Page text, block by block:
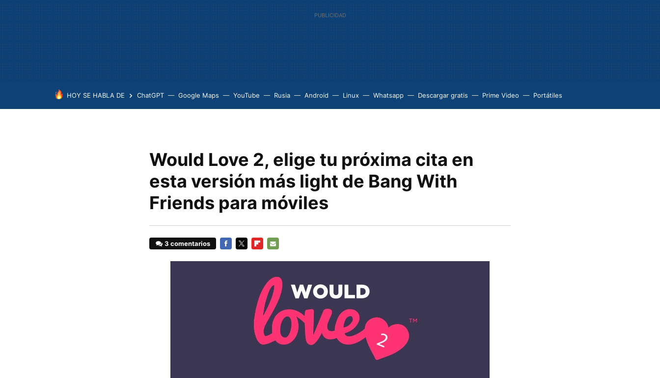
HOY SE HABLA DE ChatGPT Google Maps YouTube Rusia Android Linux Whatsapp Descargar gratis Prime Video Portátiles
Would Love 2, elige tu próxima cita en
esta versión más light de Bang With
Friends para móviles
3 comentarios